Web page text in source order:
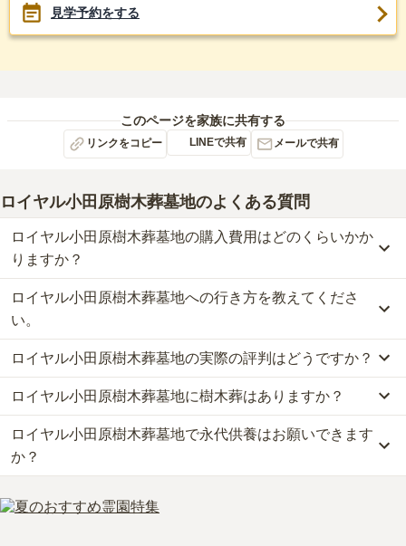
見学予約をする
このページを家族に共有する
リンクをコピー LINEで共有 メールで共有
ロイヤル小田原樹木葬墓地のよくある質問
ロイヤル小田原樹木葬墓地の購入費用はどのくらいかか
りますか？
ロイヤル小田原樹木葬墓地では、樹木葬が約35万円からお求めいた
だけます。
なお、ロイヤル小田原樹木葬墓地がある神奈川県の相場は、樹木葬
が約61万円です。
お墓は、価格が高いものがよい、安いものが悪い、という訳ではあ
りません。大切なのは、ご家族が心から納得し、安心してお参りで
きる場所を選ぶことです。
ロイヤル小田原樹木葬墓地への行き方を教えてくださ
い。
公共交通機関の場合、箱根登山鉄道「箱根板橋駅」から徒歩約5分
です。
車の場合、小田原厚木道路　小田原西ICから車で5分です。
詳しいルートや地図は、本ページの「地図・交通アクセス」欄をご
確認ください。
ロイヤル小田原樹木葬墓地の実際の評判はどうですか？
当サイトに寄せられた総合評価は、3点です。
利用者様からは「霊園で線香が買えるので、毎回そこで買ってい
る。花は売っていないので、花は別の場所で買う。」といったお声
をいただいております。
ロイヤル小田原樹木葬墓地に樹木葬はありますか？
はい、ロイヤル小田原樹木葬墓地には2種類の樹木葬がございま
す。
費用は、約35万円からとなっております。
約61万円です。
ロイヤル小田原樹木葬墓地で永代供養はお願いできます
か？
はい、ロイヤル小田原樹木葬墓地は永代供養に対応しています。
費用は、約35万円からとなっております。